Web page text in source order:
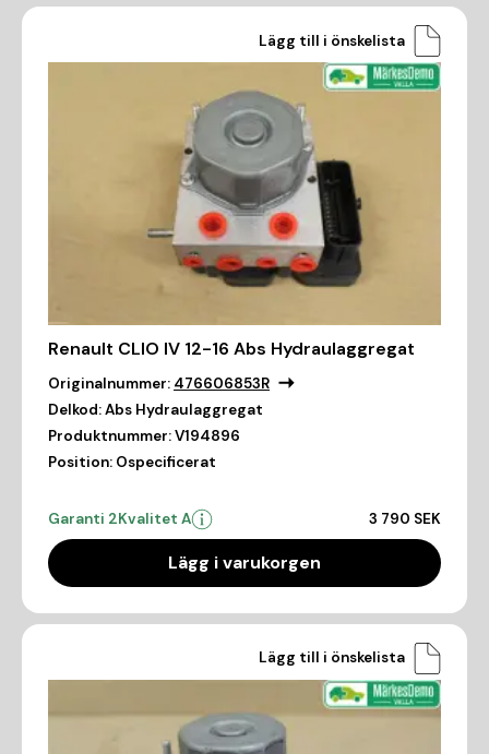
Lägg till i önskelista
Renault CLIO IV 12-16 Abs Hydraulaggregat
Originalnummer: 476606853R
Delkod:Abs Hydraulaggregat
Produktnummer:V194896
Position: Ospecificerat
Garanti 2Kvalitet A 3 790 SEK
Lägg i varukorgen
Lägg till i önskelista